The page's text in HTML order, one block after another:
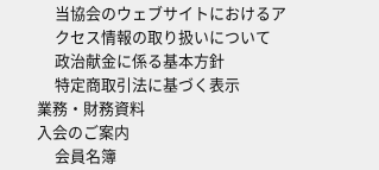
当協会のウェブサイトにおけるア
クセス情報の取り扱いについて
政治献金に係る基本方針
特定商取引法に基づく表示
業務・財務資料
入会のご案内
会員名簿